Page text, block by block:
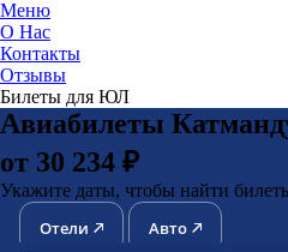
Меню
О Нас
Контакты
Отзывы
Билеты для ЮЛ
Авиабилеты
от 30 234 ₽
Укажите даты, чтобы найти
Отели Авто